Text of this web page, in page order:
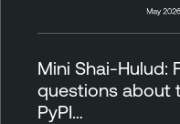
Mini Shai-Hulud:
questions about
PyPI…